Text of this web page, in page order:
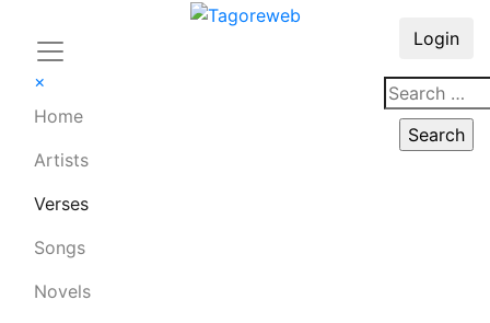
×
Home
Artists
Verses
Songs
Novels
Login